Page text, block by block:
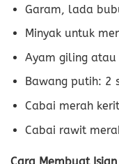
Garam, lada
Minyak untuk
Ayam giling
Bawang putih: 2
Cabai merah
Cabai rawit